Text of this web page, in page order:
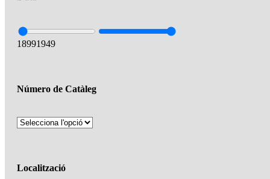
18991949
Número de Catàleg
Localització